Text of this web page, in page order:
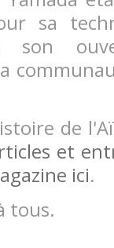
sa
son
de
et
ici.
tous.